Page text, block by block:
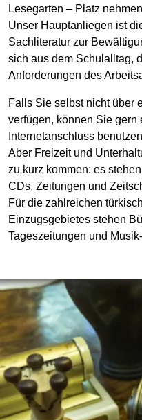
Lesegarten – Platz
Unser Hauptanliegen ist
Sachliteratur zur
sich aus dem Schulalltag,
Anforderungen des
Falls Sie selbst nicht über
verfügen, können Sie gern
Internetanschluss
Aber Freizeit und
zu kurz kommen: es
CDs, Zeitungen und
Für die zahlreichen
Einzugsgebietes stehen
Tageszeitungen und